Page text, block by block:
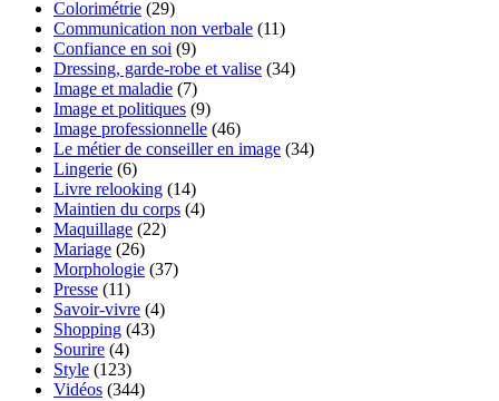
Colorimétrie (29)
Communication non verbale (11)
Confiance en soi (9)
Dressing, garde-robe et valise (34)
Image et maladie (7)
Image et politiques (9)
Image professionnelle (46)
Le métier de conseiller en image (34)
Lingerie (6)
Livre relooking (14)
Maintien du corps (4)
Maquillage (22)
Mariage (26)
Morphologie (37)
Presse (11)
Savoir-vivre (4)
Shopping (43)
Sourire (4)
Style (123)
Vidéos (344)